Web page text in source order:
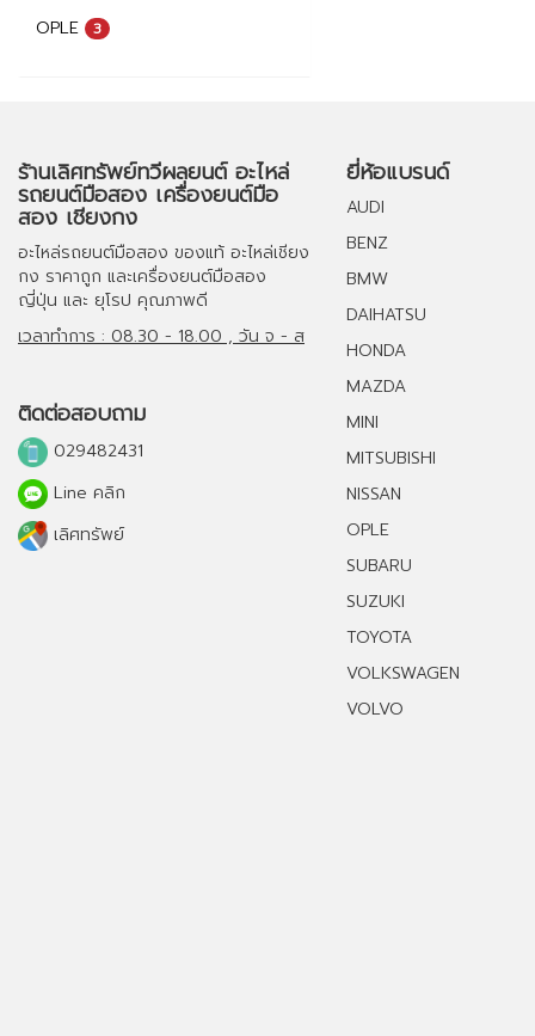
OPLE 3
ร้านเลิศทรัพย์ทวีผลยนต์ อะไหล่
รถยนต์มือสอง เครื่องยนต์มือ
สอง เชียงกง
อะไหล่รถยนต์มือสอง ของแท้ อะไหล่เชียง
กง ราคาถูก และเครื่องยนต์มือสอง
ญี่ปุ่น และ ยุโรป คุณภาพดี
เวลาทำการ : 08.30 - 18.00 , วัน จ - ส
ติดต่อสอบถาม
029482431
Line คลิก
เลิศทรัพย์
ยี่ห้อแบรนด์
AUDI
BENZ
BMW
DAIHATSU
HONDA
MAZDA
MINI
MITSUBISHI
NISSAN
OPLE
SUBARU
SUZUKI
TOYOTA
VOLKSWAGEN
VOLVO